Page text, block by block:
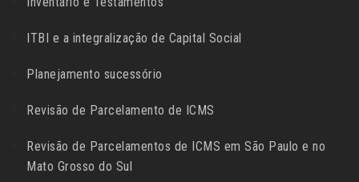
ITBI e a integralização de Capital Social
Planejamento sucessório
Revisão de Parcelamento de ICMS
Revisão de Parcelamentos de ICMS em São Paulo e no
Mato Grosso do Sul